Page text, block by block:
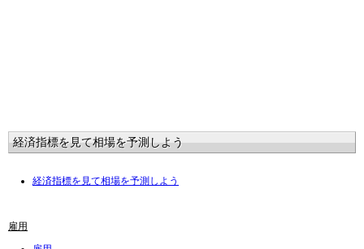
経済指標を見て相場を予測しよう
経済指標を見て相場を予測しよう
雇用